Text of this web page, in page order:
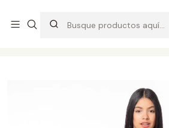
Prendas cómodas y exclusivas